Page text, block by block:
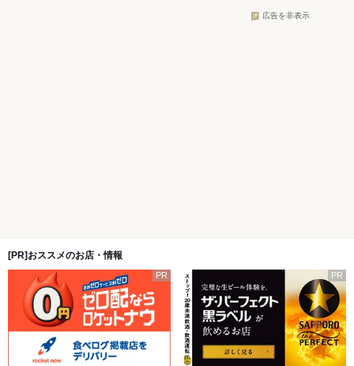
広告を非表示
[PR]おススメのお店・情報
PR PR